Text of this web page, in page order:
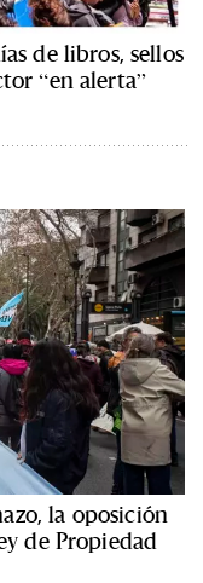
de libros, sellos
“en alerta”
la oposición
de Propiedad